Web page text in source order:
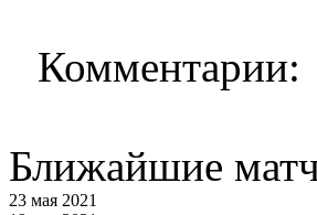
Комментарии:
Ближайшие
23 мая 2021